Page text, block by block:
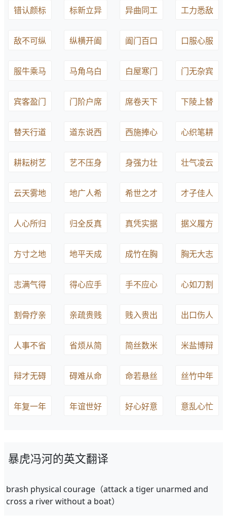
错认颜标 标新立异 异曲同工 工力悉敌
敌不可纵 纵横开阖 阖门百口 口服心服
服牛乘马 马角乌白 白屋寒门 门无杂宾
宾客盈门 门阶户席 席卷天下 下陵上替
替天行道 道东说西 西施捧心 心织笔耕
耕耘树艺 艺不压身 身强力壮 壮气凌云
云天雾地 地广人希 希世之才 才子佳人
人心所归 归全反真 真凭实据 据义履方
方寸之地 地平天成 成竹在胸 胸无大志
志满气得 得心应手 手不应心 心如刀割
割骨疗亲 亲疏贵贱 贱入贵出 出口伤人
人事不省 省烦从简 简丝数米 米盐博辩
辩才无碍 碍难从命 命若悬丝 丝竹中年
年复一年 年谊世好 好心好意 意乱心忙
暴虎冯河的英文翻译
brash physical courage（attack a tiger unarmed and
cross a river without a boat）